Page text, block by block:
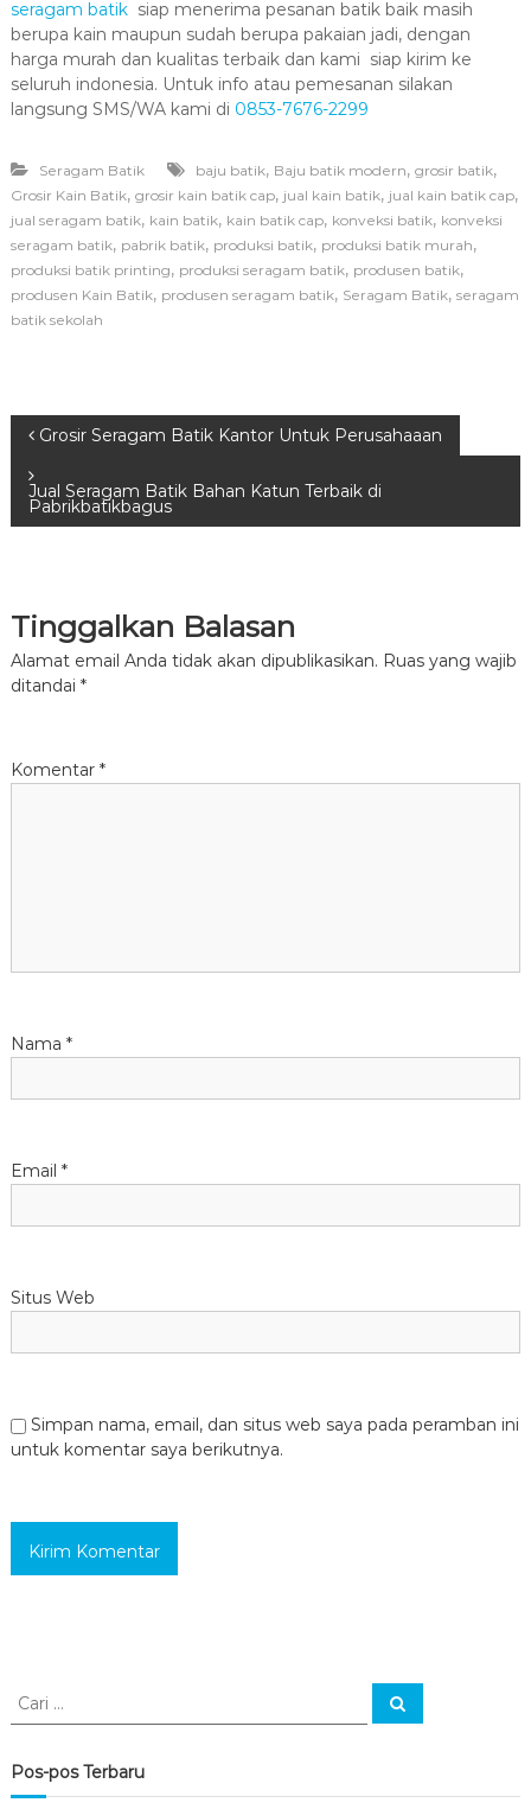
seragam batiksiap menerima pesanan batik baik masih
berupa kain maupun sudah berupa pakaian jadi, dengan
harga murah dan kualitas terbaik dan kami siap kirim ke
seluruh indonesia. Untuk info atau pemesanan silakan
langsung SMS/WA kami di 0853-7676-2299
Seragam Batik baju batik, Baju batik modern, grosir batik,
Grosir Kain Batik, grosir kain batik cap, jual kain batik, jual kain batik cap,
jual seragam batik, kain batik, kain batik cap, konveksi batik, konveksi
seragam batik, pabrik batik, produksi batik, produksi batik murah,
produksi batik printing, produksi seragam batik, produsen batik,
produsen Kain Batik, produsen seragam batik, Seragam Batik, seragam
batik sekolah
N
a
g
s
s
Grosir Seragam Batik Kantor Untuk Perusahaaan
Jual Seragam Batik Bahan Katun Terbaik di
Pabrikbatikbagus
Tinggalkan Balasan
Alamat email Anda tidak akan dipublikasikan. Ruas yang wajib
ditandai *
Komentar *
Nama *
Email *
Situs Web
Simpan nama, email, dan situs web saya pada peramban ini
untuk komentar saya berikutnya.
C
:
C
Pos-pos Terbaru